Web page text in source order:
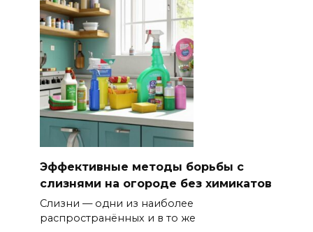
Эффективные методы борьбы с
слизнями на огороде без химикатов
Слизни — одни из наиболее
распространённых и в то же